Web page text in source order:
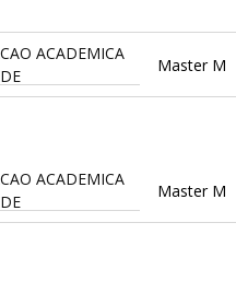
ACADEMICA
Master M
ACADEMICA
Master M